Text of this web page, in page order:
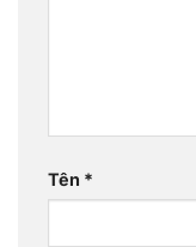
Tên *